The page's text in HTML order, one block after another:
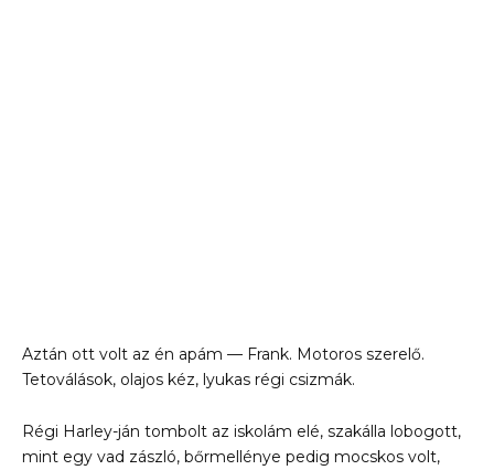
Aztán ott volt az én apám — Frank. Motoros szerelő.
Tetoválások, olajos kéz, lyukas régi csizmák.
Régi Harley-ján tombolt az iskolám elé, szakálla lobogott,
mint egy vad zászló, bőrmellénye pedig mocskos volt,